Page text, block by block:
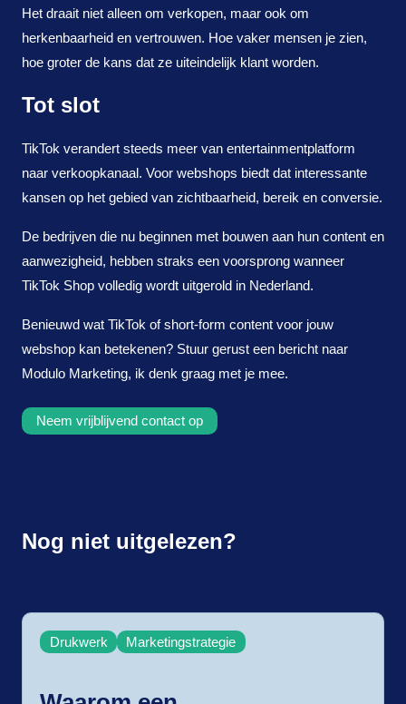
Het draait niet alleen om verkopen, maar ook om
herkenbaarheid en vertrouwen. Hoe vaker mensen je zien,
hoe groter de kans dat ze uiteindelijk klant worden.
Tot slot
TikTok verandert steeds meer van entertainmentplatform
naar verkoopkanaal. Voor webshops biedt dat interessante
kansen op het gebied van zichtbaarheid, bereik en conversie.
De bedrijven die nu beginnen met bouwen aan hun content en
aanwezigheid, hebben straks een voorsprong wanneer
TikTok Shop volledig wordt uitgerold in Nederland.
Benieuwd wat TikTok of short-form content voor jouw
webshop kan betekenen? Stuur gerust een bericht naar
Modulo Marketing, ik denk graag met je mee.
Neem vrijblijvend contact op
Nog niet uitgelezen?
Drukwerk Marketingstrategie